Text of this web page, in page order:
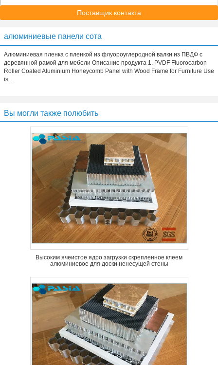
Поставщик контакта
алюминиевые панели сота
Алюминиевая пленка с пленкой из флуороуглеродной валки из ПВДФ с
деревянной рамой для мебели Описание продукта 1. PVDF Fluorocarbon
Roller Coated Aluminium Honeycomb Panel with Wood Frame for Furniture Use
is ...
Вы могли также полюбить
Высоким ячеистое ядро загрузки скрепленное клеем
алюминиевое для доски ненесущей стены